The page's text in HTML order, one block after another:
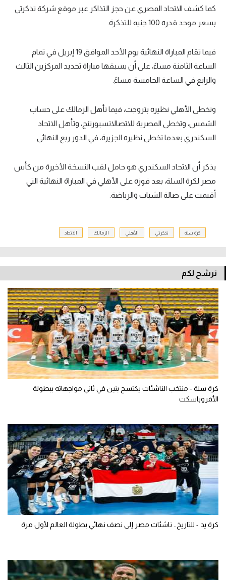
كما كشف الاتحاد المصري عن حجز التذاكر عبر موقع شركة تذكرتي
بسعر موحد قدره 100 جنيه للتذكرة.
فيما تقام المباراة النهائية يوم الأحد الموافق 19 إبريل في تمام
الساعة الثامنة مساءً، على أن يسبقها مباراة تحديد المركزين الثالث
والرابع في الساعة الخامسة مساءً.
وتخطى الأهلي نظيره بتروجت، فيما تأهل الزمالك على حساب
الشمس، وتخطى المصرية للاتصالاتسبورتنج، وتأهل الاتحاد
السكندري بعدما تخطى نظيره الجزيرة، في الدور ربع النهائي.
يذكر أن الاتحاد السكندري هو حامل لقب النسخة الأخيرة من كأس
مصر لكرة السلة، بعد فوزه على الأهلي في المباراة النهائية التي
أقيمت على صالة الشباب والرياضة.
كرة سلة تذكرتي الأهلي الزمالك الاتحاد
نرشح لكم
كرة سلة - منتخب الناشئات يكتسح بنين في ثاني مواجهاته ببطولة
الأفروباسكت
كرة يد - للتاريخ.. ناشئات مصر إلى نصف نهائي بطولة العالم لأول مرة